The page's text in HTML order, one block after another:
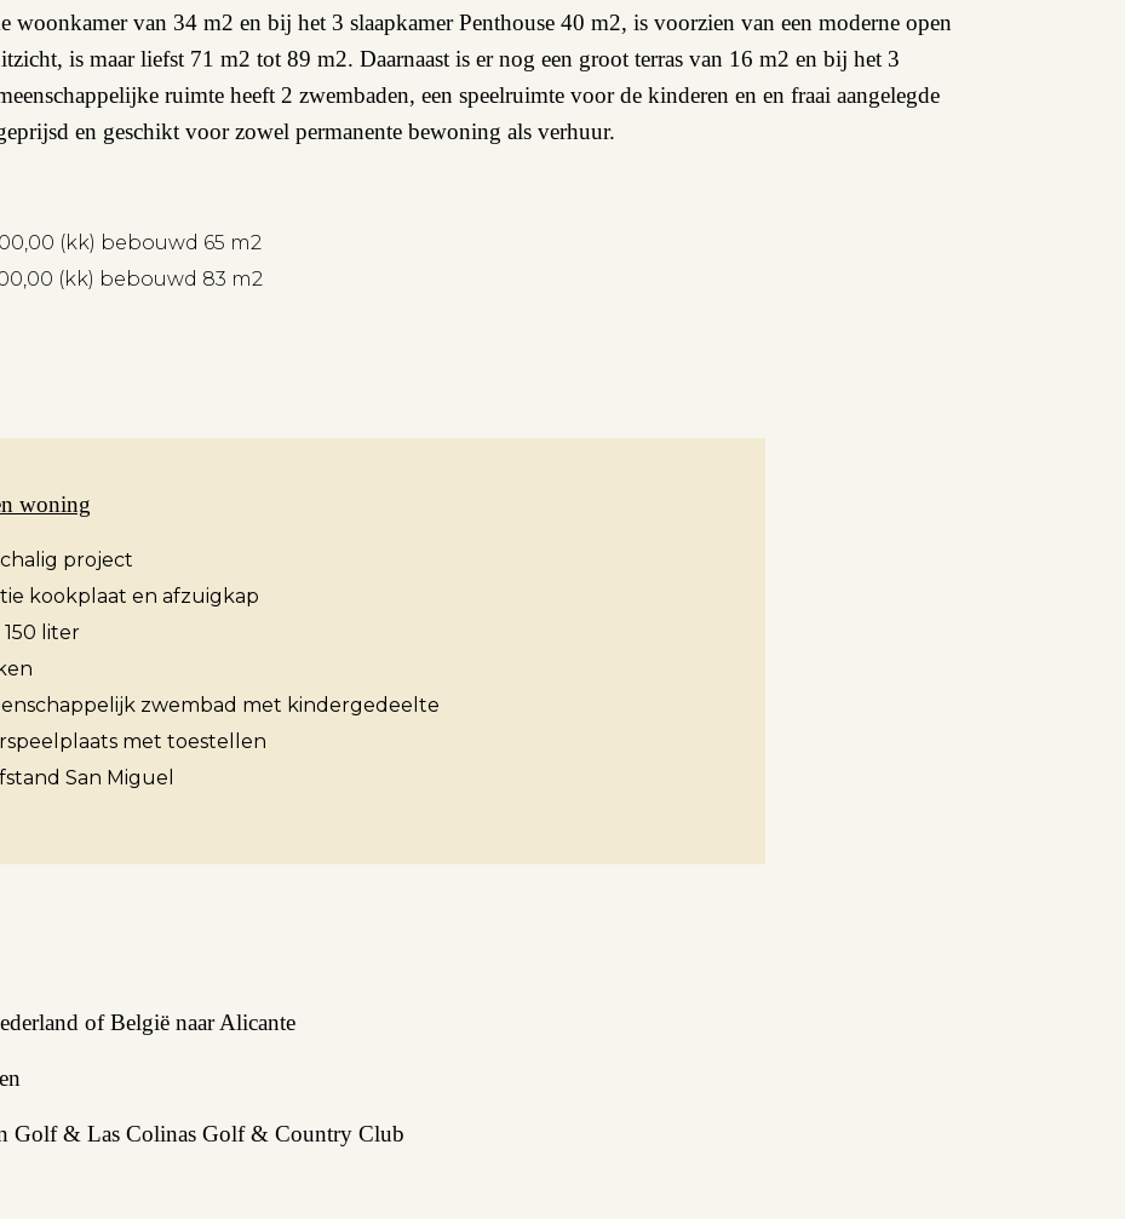
Contact
woonkamer van 34 m2 en bij het 3 slaapkamer Penthouse 40 m2, is voorzien van een moderne open
is maar liefst 71 m2 tot 89 m2. Daarnaast is er nog een groot terras van 16 m2 en bij het 3
ruimte heeft 2 zwembaden, een speelruimte voor de kinderen en en fraai aangelegde
en geschikt voor zowel permanente bewoning als verhuur.
(kk) bebouwd 65 m2
(kk) bebouwd 83 m2
woning
project
kookplaat en afzuigkap
liter
zwembad met kindergedeelte
met toestellen
San Miguel
of België naar Alicante
Golf & Las Colinas Golf & Country Club